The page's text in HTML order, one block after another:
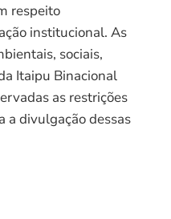
respeito
institucional. As
sociais,
Itaipu Binacional
as restrições
a divulgação dessas